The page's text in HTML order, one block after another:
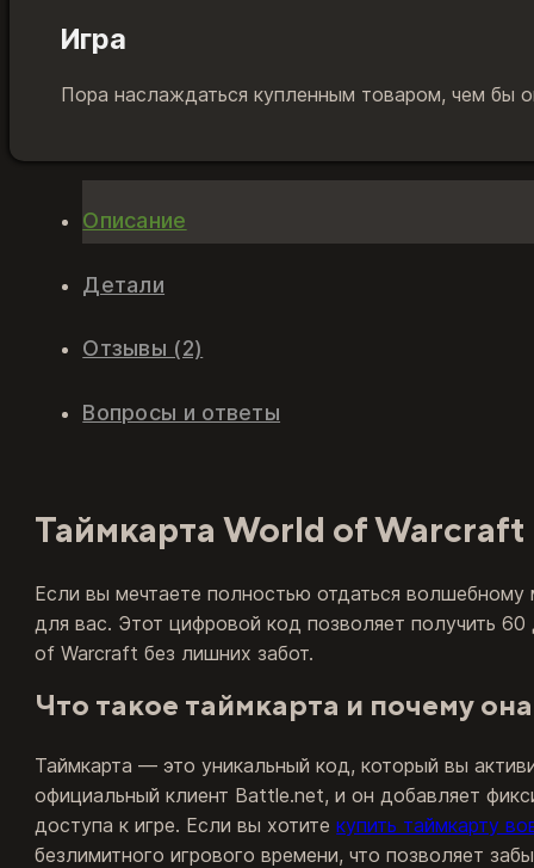
Игра
Пора наслаждаться купленным товаром, чем бы
Описание
Детали
Отзывы (2)
Вопросы и ответы
Таймкарта World of
Если вы мечтаете полностью отдаться
для вас. Этот цифровой код позволяет получить
of Warcraft без лишних забот.
Что такое таймкарта и почему
Таймкарта — это уникальный код, который вы
официальный клиент Battle.net, и он добавляет
доступа к игре. Если вы хотитекупить таймкарту
безлимитного игрового времени, что позволяет